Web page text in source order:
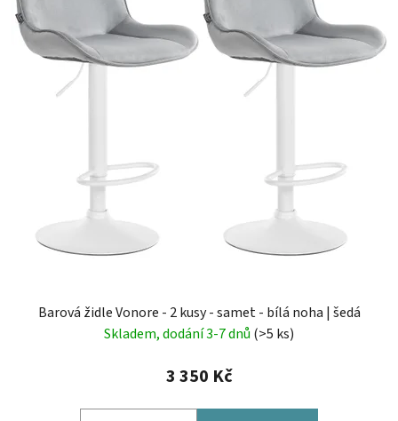
Barová židle Vonore - 2 kusy - samet - bílá noha | šedá
Skladem, dodání 3-7 dnů (>5 ks)
3 350 Kč